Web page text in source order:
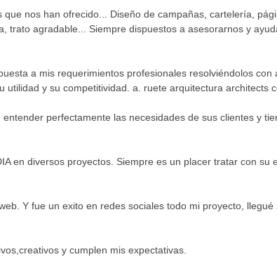
nos han ofrecido... Diseño de campañas, cartelería,
trato agradable... Siempre dispuestos a asesorarnos y
a mis requerimientos profesionales resolviéndolos
y su competitividad. a. ruete arquitectura architects
perfectamente las necesidades de sus clientes y
en diversos proyectos. Siempre es un placer tratar con
Y fue un exito en redes sociales todo mi proyecto,
y cumplen mis expectativas.